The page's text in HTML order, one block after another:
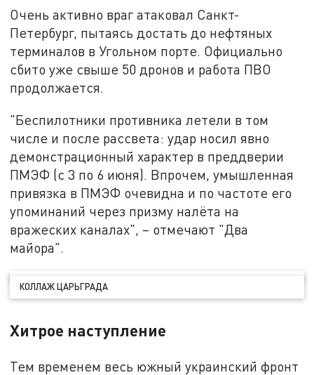
Очень активно враг атаковал Санкт-
Петербург, пытаясь достать до нефтяных
терминалов в Угольном порте. Официально
сбито уже свыше 50 дронов и работа ПВО
продолжается.
"Беспилотники противника летели в том
числе и после рассвета: удар носил явно
демонстрационный характер в преддверии
ПМЭФ (с 3 по 6 июня). Впрочем, умышленная
привязка в ПМЭФ очевидна и по частоте его
упоминаний через призму налёта на
вражеских каналах", – отмечают "Два
майора".
КОЛЛАЖ ЦАРЬГРАДА
Хитрое наступление
Тем временем весь южный украинский фронт